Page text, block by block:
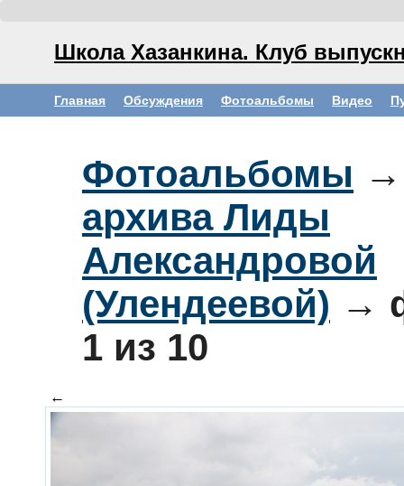
Школа Хазанкина. Клуб
Главная Обсуждения Фотоальбомы Видео
Фотоальбомы
архива Лиды
Александровой
(Улендеевой) →
1 из 10
←